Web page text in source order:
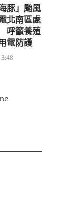
豚」颱風
北南區處
呼籲養殖
電防護